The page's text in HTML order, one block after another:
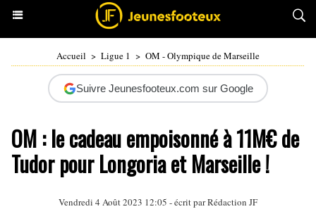
Accueil > Ligue 1 > OM - Olympique de Marseille
Suivre Jeunesfooteux.com sur Google
OM : le cadeau empoisonné à 11M€ de
Tudor pour Longoria et Marseille !
Vendredi 4 Août 2023 12:05 - écrit par Rédaction JF